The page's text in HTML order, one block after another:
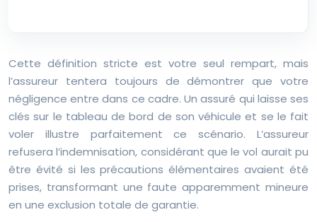
Cette définition stricte est votre seul rempart, mais
l’assureur tentera toujours de démontrer que votre
négligence entre dans ce cadre. Un assuré qui laisse ses
clés sur le tableau de bord de son véhicule et se le fait
voler illustre parfaitement ce scénario. L’assureur
refusera l’indemnisation, considérant que le vol aurait pu
être évité si les précautions élémentaires avaient été
prises, transformant une faute apparemment mineure
en une exclusion totale de garantie.